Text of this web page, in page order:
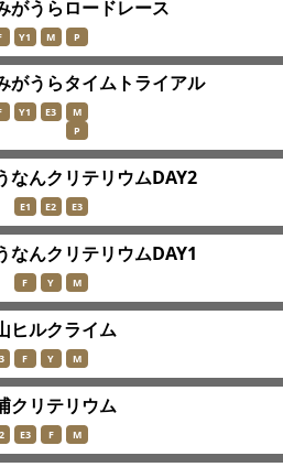
トリー
SERIESとは
がうらロードレース
Y1 M P
がうらタイムトライアル
Y1 E3
M
P
なんクリテリウムDAY2
E1 E2 E3
なんクリテリウムDAY1
F Y M
ヒルクライム
F Y M
クリテリウム
E3 F M